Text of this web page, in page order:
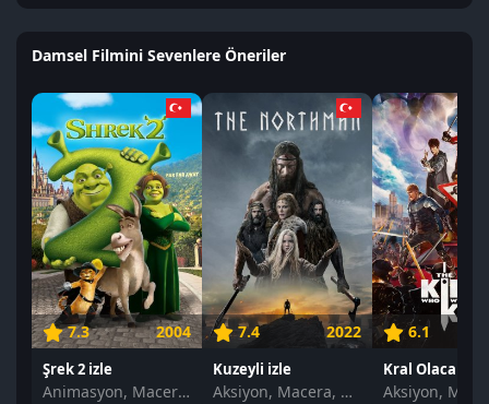
Damsel Filmini Sevenlere Öneriler
7.3 2004
Şrek 2 izle
Animasyon, Macera, Komedi
7.4 2022
Kuzeyli izle
Aksiyon, Macera, Dram
6.1